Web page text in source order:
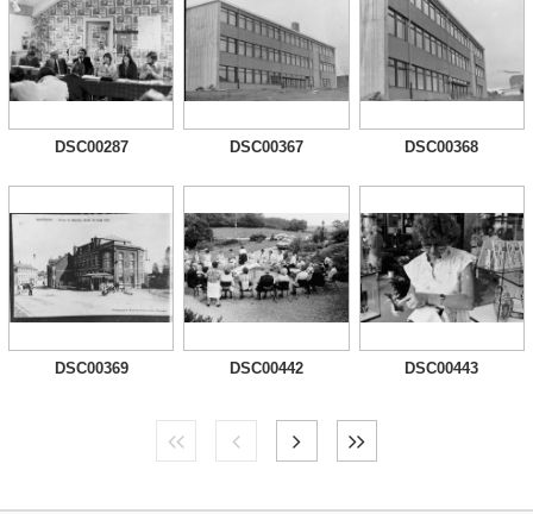
DSC00287 DSC00367 DSC00368
DSC00369 DSC00442 DSC00443